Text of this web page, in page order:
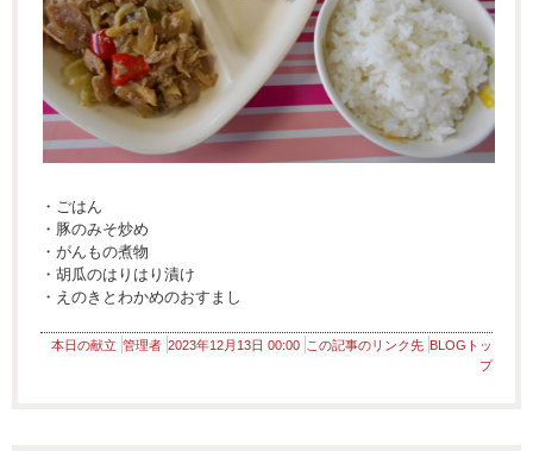
・ごはん
・豚のみそ炒め
・がんもの煮物
・胡瓜のはりはり漬け
・えのきとわかめのおすまし
本日の献立 管理者 2023年12月13日 00:00 この記事のリンク先 BLOGトッ
プ